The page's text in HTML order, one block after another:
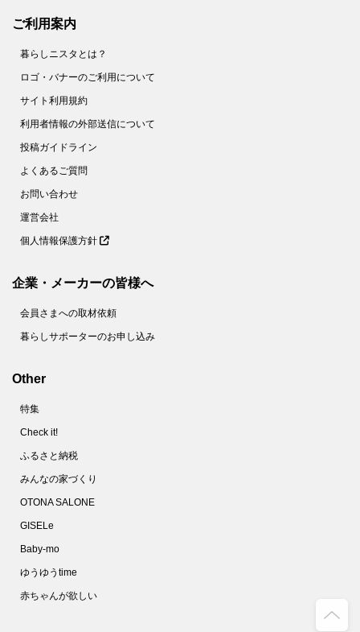
ご利用案内
暮らしニスタとは？
ロゴ・バナーのご利用について
サイト利用規約
利用者情報の外部送信について
投稿ガイドライン
よくあるご質問
お問い合わせ
運営会社
個人情報保護方針
企業・メーカーの皆様へ
会員さまへの取材依頼
暮らしサポーターのお申し込み
Other
特集
Check it!
ふるさと納税
みんなの家づくり
OTONA SALONE
GISELe
Baby-mo
ゆうゆうtime
赤ちゃんが欲しい